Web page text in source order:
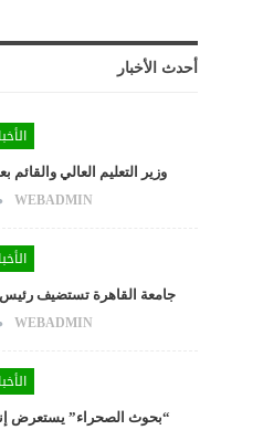
أحدث الأخبار
وزير التعليم العالي
WEBADMIN
جامعة القاهرة تستضيف رئيس
WEBADMIN
“بحوث الصحراء” يستعرض